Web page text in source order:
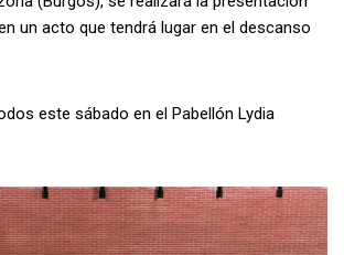
un acto que tendrá lugar en el descanso
este sábado en el Pabellón Lydia